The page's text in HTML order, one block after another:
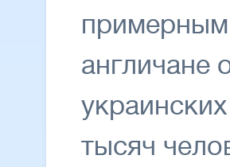
англичане
тысяч